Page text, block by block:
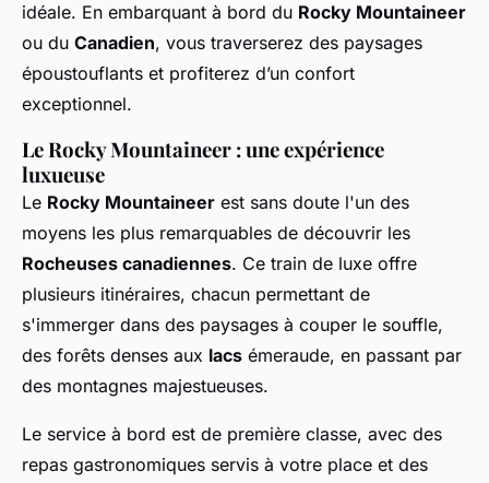
idéale. En embarquant à bord du Rocky Mountaineer
ou du Canadien, vous traverserez des paysages
époustouflants et profiterez d’un confort
exceptionnel.
Le Rocky Mountaineer : une expérience
luxueuse
Le Rocky Mountaineer est sans doute l'un des
moyens les plus remarquables de découvrir les
Rocheuses canadiennes. Ce train de luxe offre
plusieurs itinéraires, chacun permettant de
s'immerger dans des paysages à couper le souffle,
des forêts denses aux lacs émeraude, en passant par
des montagnes majestueuses.
Le service à bord est de première classe, avec des
repas gastronomiques servis à votre place et des